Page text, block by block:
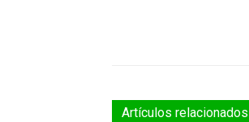
Artículos relacionados